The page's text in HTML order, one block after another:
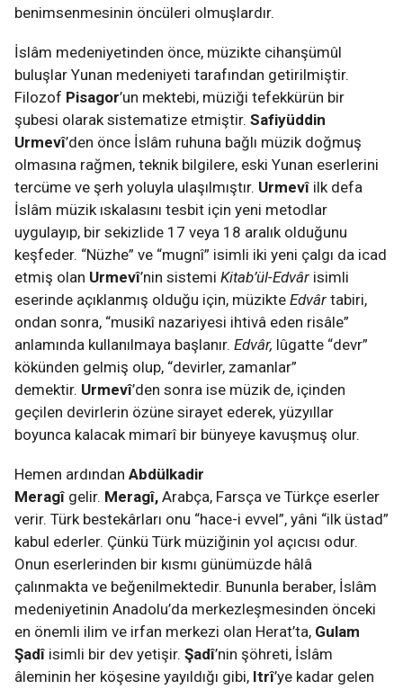
benimsenmesinin öncüleri olmuşlardır.
İslâm medeniyetinden önce, müzikte cihanşümûl
buluşlar Yunan medeniyeti tarafından getirilmiştir.
Filozof Pisagor’un mektebi, müziği tefekkürün bir
şubesi olarak sistematize etmiştir. Safiyüddin
Urmevî’den önce İslâm ruhuna bağlı müzik doğmuş
olmasına rağmen, teknik bilgilere, eski Yunan eserlerini
tercüme ve şerh yoluyla ulaşılmıştır. Urmevî ilk defa
İslâm müzik ıskalasını tesbit için yeni metodlar
uygulayıp, bir sekizlide 17 veya 18 aralık olduğunu
keşfeder. “Nüzhe” ve “mugnî” isimli iki yeni çalgı da icad
etmiş olan Urmevî’nin sistemi Kitab’ül-Edvâr isimli
eserinde açıklanmış olduğu için, müzikte Edvâr tabiri,
ondan sonra, “musikî nazariyesi ihtivâ eden risâle”
anlamında kullanılmaya başlanır. Edvâr, lûgatte “devr”
kökünden gelmiş olup, “devirler, zamanlar”
demektir. Urmevî’den sonra ise müzik de, içinden
geçilen devirlerin özüne sirayet ederek, yüzyıllar
boyunca kalacak mimarî bir bünyeye kavuşmuş olur.
Hemen ardından Abdülkadir
Meragî gelir. Meragî, Arabça, Farsça ve Türkçe eserler
verir. Türk bestekârları onu “hace-i evvel”, yâni “ilk üstad”
kabul ederler. Çünkü Türk müziğinin yol açıcısı odur.
Onun eserlerinden bir kısmı günümüzde hâlâ
çalınmakta ve beğenilmektedir. Bununla beraber, İslâm
medeniyetinin Anadolu’da merkezleşmesinden önceki
en önemli ilim ve irfan merkezi olan Herat’ta, Gulam
Şadî isimli bir dev yetişir. Şadî’nin şöhreti, İslâm
âleminin her köşesine yayıldığı gibi, Itrî’ye kadar gelen